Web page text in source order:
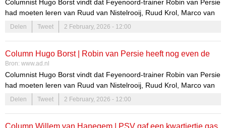
Columnist Hugo Borst vindt dat Feyenoord-trainer Robin van Persie
had moeten leren van Ruud van Nistelrooij, Ruud Krol, Marco van
Basten en Clarence Seedorf. Ook zij begonnen te snel op een hoog
niveau aan hun trainerscarrière.
Delen Tweet 2 February, 2026 - 12:00
Column Hugo Borst | Robin van Persie heeft nog even de
mazzel dat als zijn baas hem ontslaat, Dennis te Kloese zelf
ook gezien is
Bron: www.ad.nl
Columnist Hugo Borst vindt dat Feyenoord-trainer Robin van Persie
had moeten leren van Ruud van Nistelrooij, Ruud Krol, Marco van
Basten en Clarence Seedorf. Ook zij begonnen te snel op een hoog
niveau aan hun trainerscarrière.
Delen Tweet 2 February, 2026 - 12:00
Column Willem van Hanegem | PSV gaf een kwartiertje gas